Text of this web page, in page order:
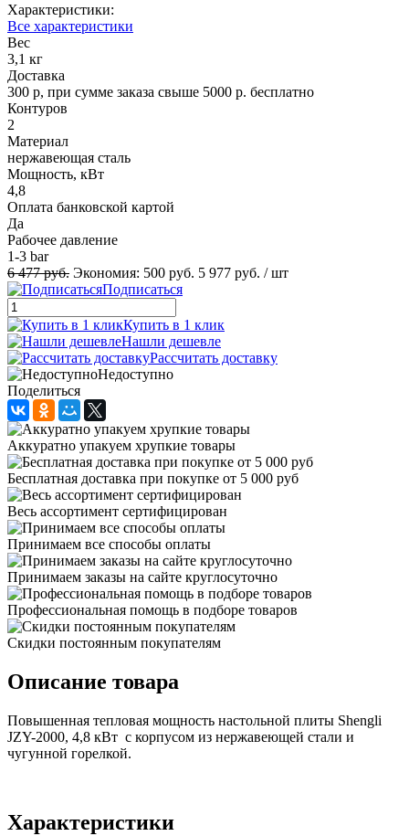
Характеристики:
Все характеристики
Вес
3,1 кг
Доставка
300 р, при сумме заказа свыше 5000 р. бесплатно
Контуров
2
Материал
нержавеющая сталь
Мощность, кВт
4,8
Оплата банковской картой
Да
Рабочее давление
1-3 bar
6 477 руб. Экономия: 500 руб. 5 977 руб. / шт
Подписаться
Купить в 1 клик
Нашли дешевле
Рассчитать доставку
Недоступно
Поделиться
Аккуратно упакуем хрупкие товары
Бесплатная доставка при покупке от 5 000 руб
Весь ассортимент сертифицирован
Принимаем все способы оплаты
Принимаем заказы на сайте круглосуточно
Профессиональная помощь в подборе товаров
Скидки постоянным покупателям
Описание товара
Повышенная тепловая мощность настольной плиты Shengli
JZY-2000, 4,8 кВт с корпусом из нержавеющей стали и
чугунной горелкой.
Характеристики